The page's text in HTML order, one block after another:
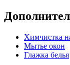
Химчистка
Мытье окон
Глажка белья